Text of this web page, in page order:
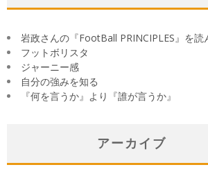
岩政さんの『FootBall PRINCIPLES』を読
フットボリスタ
ジャーニー感
自分の強みを知る
『何を言うか』より『誰が言うか』
アーカイブ